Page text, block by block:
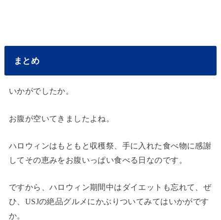
まとめ
いかがでしたか。
お腹が空いてきましたよね。
ハロウィンはもともと収穫祭、手に入れた食べ物に感謝
してその恵みをお腹いっぱい食べる日なのです。
ですから、ハロウィン期間中はダイエットも忘れて、ぜ
ひ、USJの絶品グルメにかぶりついてみてはいかがです
か。